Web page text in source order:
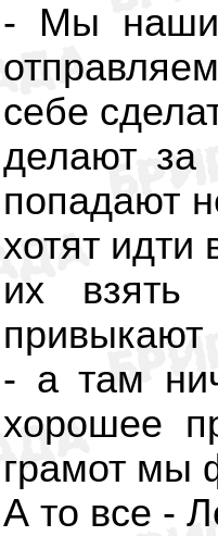
- Мы
себе
делают за
попадают
хотят идти
их взять
привыкают
- а там
хорошее
грамот мы
А то все -